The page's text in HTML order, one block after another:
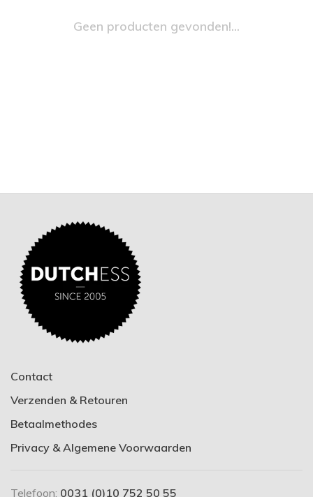
Geen producten gevonden!...
Contact
Verzenden & Retouren
Betaalmethodes
Privacy & Algemene Voorwaarden
Telefoon: 0031 (0)10 752 50 55